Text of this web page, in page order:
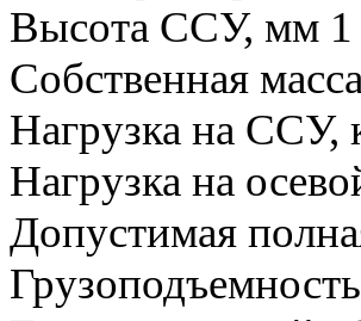
Высота ССУ, мм 1
Собственная
Нагрузка на ССУ,
Нагрузка на
Допустимая